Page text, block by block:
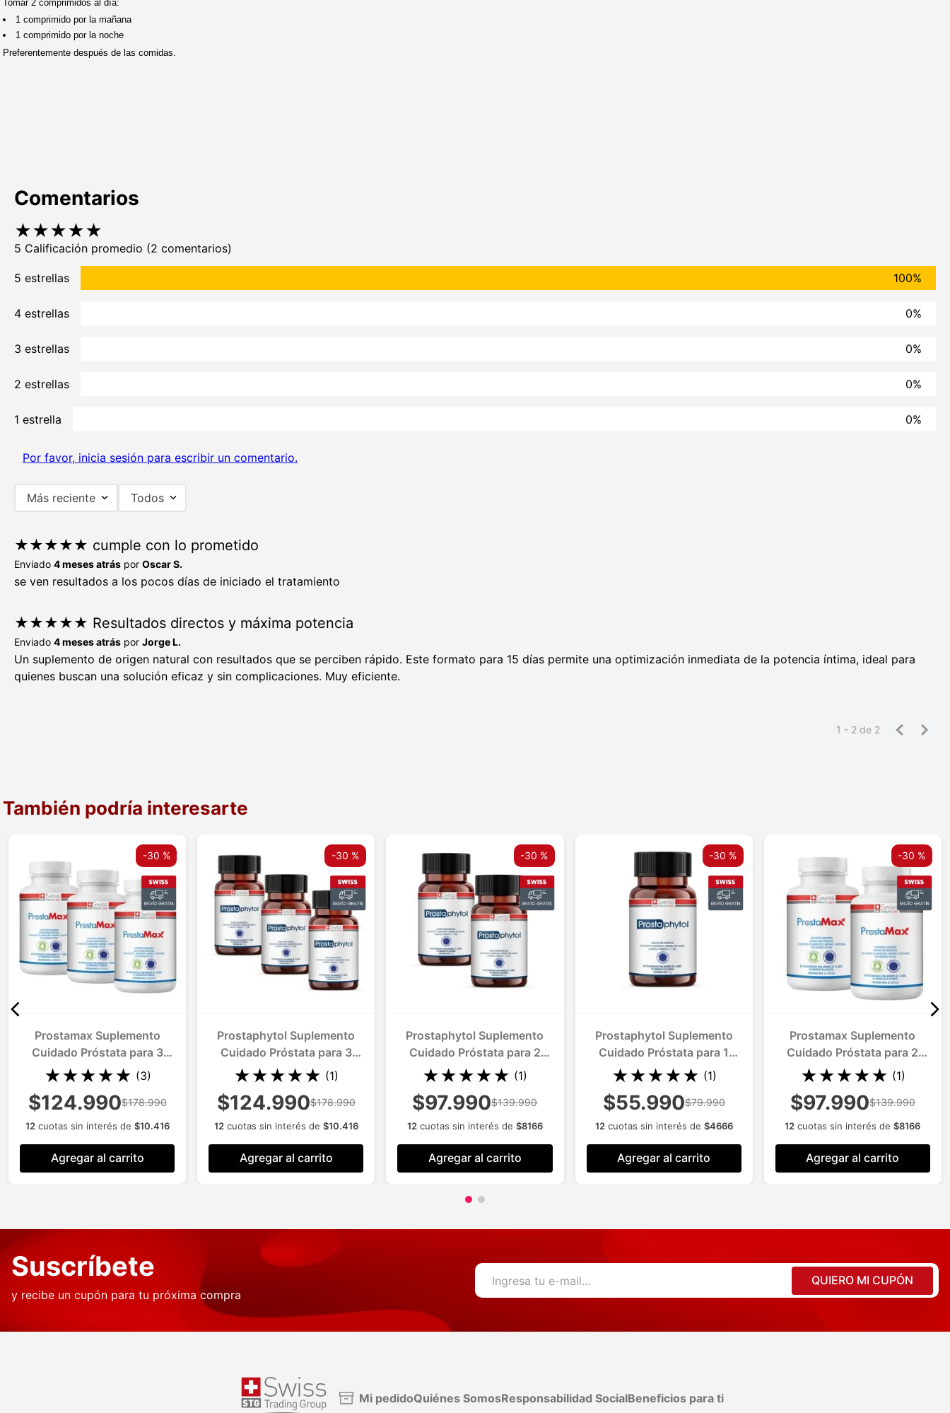
Tomar 2 comprimidos al día:
1 comprimido por la mañana
1 comprimido por la noche
Preferentemente después de las comidas.
Comentarios
★★★★★
5 Calificación promedio (2 comentarios)
5 estrellas 100%
4 estrellas 0%
3 estrellas 0%
2 estrellas 0%
1 estrella 0%
Por favor, inicia sesión para escribir un comentario.
Más reciente Todos
★★★★★ cumple con lo prometido
Enviado 4 meses atrás por Oscar S.
se ven resultados a los pocos días de iniciado el tratamiento
★★★★★ Resultados directos y máxima potencia
Enviado 4 meses atrás por Jorge L.
Un suplemento de origen natural con resultados que se perciben rápido. Este formato para 15 días permite una optimización inmediata de la potencia íntima, ideal para
quienes buscan una solución eficaz y sin complicaciones. Muy eficiente.
1 - 2de 2
También podría interesarte
-30 %
Prostamax Suplemento
Cuidado Próstata para 3
Meses
★★★★★ (3)
$124.990$178.990
12cuotas sin interés de $10.416
Agregar al carrito
-30 %
Prostaphytol Suplemento
Cuidado Próstata para 3
Meses
★★★★★ (1)
$124.990$178.990
12cuotas sin interés de $10.416
Agregar al carrito
-30 %
Prostaphytol Suplemento
Cuidado Próstata para 2
Meses
★★★★★ (1)
$97.990$139.990
12cuotas sin interés de $8166
Agregar al carrito
-30 %
Prostaphytol Suplemento
Cuidado Próstata para 1
Mes
★★★★★ (1)
$55.990$79.990
12cuotas sin interés de $4666
Agregar al carrito
-30 %
Prostamax Suplemento
Cuidado Próstata para 2
Meses
★★★★★ (1)
$97.990$139.990
12 cuotas sin interés de$8166
Agregar al carrito
-30 %
Suscríbete
y recibe un cupón para tu próxima compra
QUIERO MI CUPÓN
Mi pedidoQuiénes SomosResponsabilidad SocialBeneficios para ti